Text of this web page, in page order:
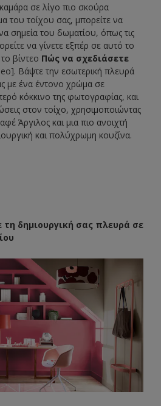
σε λίγο πιο σκούρα
τοίχου σας, μπορείτε να
σημεία του δωματίου, όπως τις
να γίνετε εξπέρ σε αυτό το
βίντεο Πώς να σχεδιάσετε
Βάψτε την εσωτερική πλευρά
με ένα έντονο χρώμα σε
κόκκινο της φωτογραφίας, και
στον τοίχο, χρησιμοποιώντας
Άργιλος και μια πιο ανοιχτή
και πολύχρωμη κουζίνα.
δημιουργική σας πλευρά σε